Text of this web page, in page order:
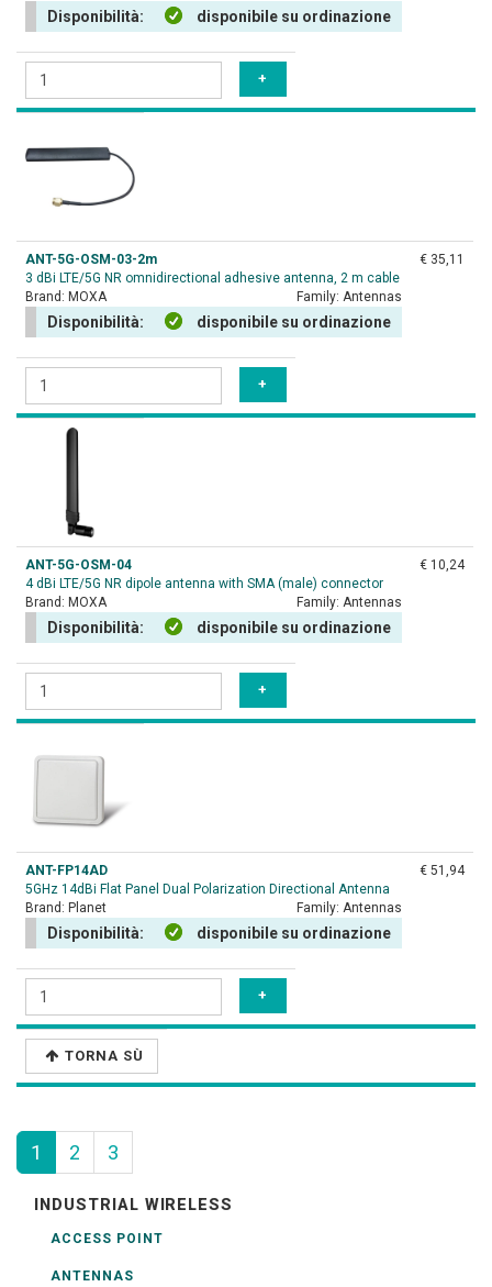
Disponibilità: disponibile su ordinazione
ANT-5G-OSM-03-2m
3 dBi LTE/5G NR omnidirectional adhesive antenna, 2 m cable
Brand: MOXA Family: Antennas
Disponibilità: disponibile su ordinazione
€ 35,11
ANT-5G-OSM-04
4 dBi LTE/5G NR dipole antenna with SMA (male) connector
Brand: MOXA Family: Antennas
Disponibilità: disponibile su ordinazione
€ 10,24
ANT-FP14AD
5GHz 14dBi Flat Panel Dual Polarization Directional Antenna
Brand: Planet Family: Antennas
Disponibilità: disponibile su ordinazione
€ 51,94
TORNA SÙ
1 2 3
INDUSTRIAL WIRELESS
ACCESS POINT
ANTENNAS